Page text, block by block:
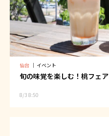
仙台 ｜ イベント
旬の味覚を楽しむ！桃フェア
8/3 8:50